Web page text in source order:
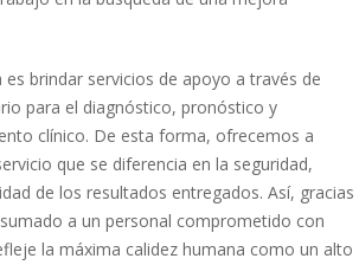
brindar servicios de apoyo a través de
para el diagnóstico, pronóstico y
clínico. De esta forma, ofrecemos a
que se diferencia en la seguridad,
de los resultados entregados. Así, gracias
a un personal comprometido con
la máxima calidez humana como un alto